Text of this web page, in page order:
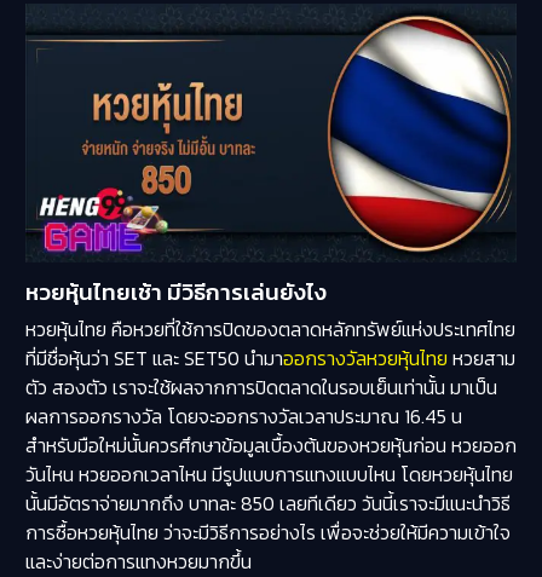
หวยหุ้นไทยเช้า มีวิธีการเล่นยังไง
หวยหุ้นไทย คือหวยที่ใช้การปิดของตลาดหลักทรัพย์แห่งประเทศไทย
ที่มีชื่อหุ้นว่า SET และ SET50 นำมาออกรางวัลหวยหุ้นไทย หวยสาม
ตัว สองตัว เราจะใช้ผลจากการปิดตลาดในรอบเย็นเท่านั้น มาเป็น
ผลการออกรางวัล โดยจะออกรางวัลเวลาประมาณ 16.45 น
สำหรับมือใหม่นั้นควรศึกษาข้อมูลเบื้องต้นของหวยหุ้นก่อน หวยออก
วันไหน หวยออกเวลาไหน มีรูปแบบการแทงแบบไหน โดยหวยหุ้นไทย
นั้นมีอัตราจ่ายมากถึง บาทละ 850 เลยทีเดียว วันนี้เราจะมีแนะนำวิธี
การซื้อหวยหุ้นไทย ว่าจะมีวิธีการอย่างไร เพื่อจะช่วยให้มีความเข้าใจ
และง่ายต่อการแทงหวยมากขึ้น